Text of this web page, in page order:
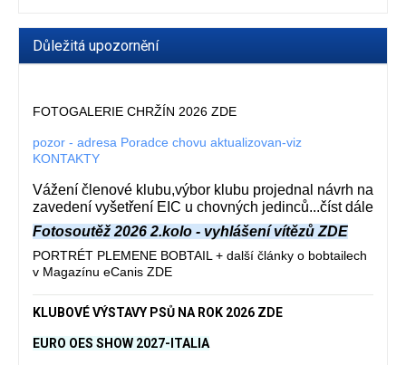
Důležitá upozornění
FOTOGALERIE CHRŽÍN 2026 ZDE
pozor - adresa Poradce chovu aktualizovan-viz
KONTAKTY
Vážení členové klubu,výbor klubu projednal návrh na
zavedení vyšetření EIC u chovných jedinců...číst dále
Fotosoutěž 2026 2.kolo - vyhlášení vítězů ZDE
PORTRÉT PLEMENE BOBTAIL + další články o bobtailech
v Magazínu eCanis ZDE
KLUBOVÉ VÝSTAVY PSŮ NA ROK 2026 ZDE
EURO OES SHOW 2027-ITALIA